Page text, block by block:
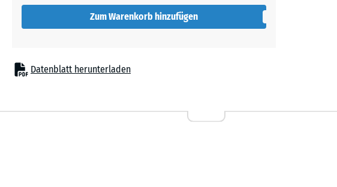
Feuersglut
Grauer
Zum Warenkorb hinzufügen
Datenblatt herunterladen